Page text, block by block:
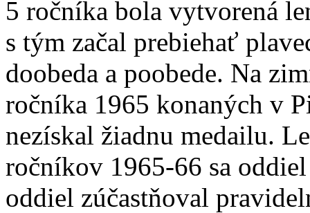
5 ročníka bola vytvorená
s tým začal prebiehať
doobeda a poobede. Na
ročníka 1965 konaných v
nezískal žiadnu medailu.
ročníkov 1965-66 sa
oddiel zúčastňoval